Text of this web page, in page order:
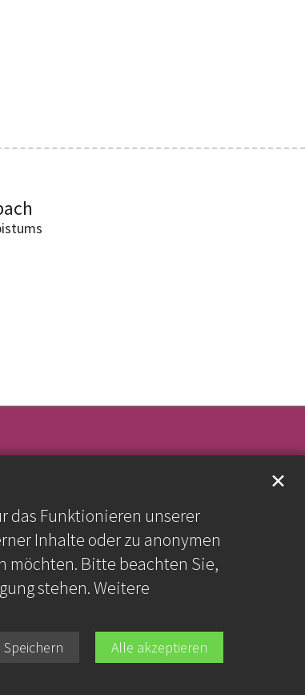
das Funktionieren unserer
Inhalte oder zu anonymen
möchten. Bitte beachten Sie,
stehen. Weitere
Speichern Alle akzeptieren
✕